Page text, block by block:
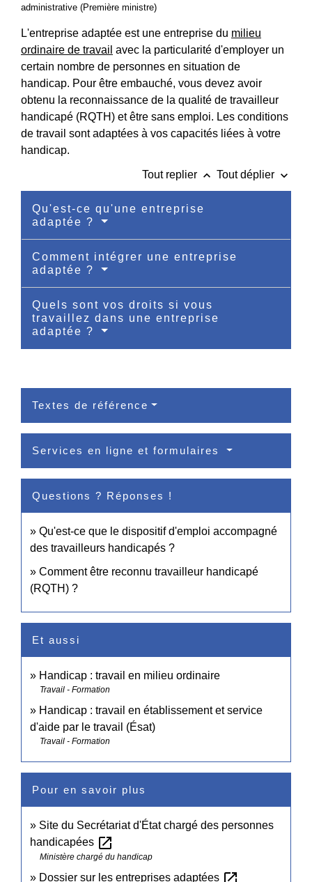
administrative (Première ministre)
L'entreprise adaptée est une entreprise du milieu
ordinaire de travail avec la particularité d'employer un
certain nombre de personnes en situation de
handicap. Pour être embauché, vous devez avoir
obtenu la reconnaissance de la qualité de travailleur
handicapé (RQTH) et être sans emploi. Les conditions
de travail sont adaptées à vos capacités liées à votre
handicap.
Tout replier keyboard_arrow_up Tout déplier keyboard_arrow_down
Qu'est-ce qu'une entreprise
adaptée ?
Comment intégrer une entreprise
adaptée ?
Quels sont vos droits si vous
travaillez dans une entreprise
adaptée ?
Textes de référence
Services en ligne et formulaires
Questions ? Réponses !
Qu'est-ce que le dispositif d'emploi accompagné
des travailleurs handicapés ?
Comment être reconnu travailleur handicapé
(RQTH) ?
Et aussi
Handicap : travail en milieu ordinaire
Travail - Formation
Handicap : travail en établissement et service
d'aide par le travail (Ésat)
Travail - Formation
Pour en savoir plus
Site du Secrétariat d'État chargé des personnes
handicapées open_in_new
Ministère chargé du handicap
Dossier sur les entreprises adaptées open_in_new